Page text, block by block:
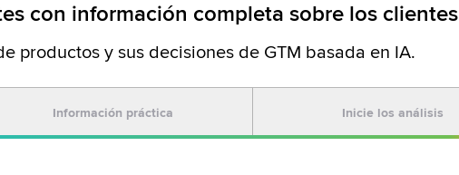
con información completa sobre los clientes
productos y sus decisiones de GTM basada en IA.
Información práctica Inicie los análisis